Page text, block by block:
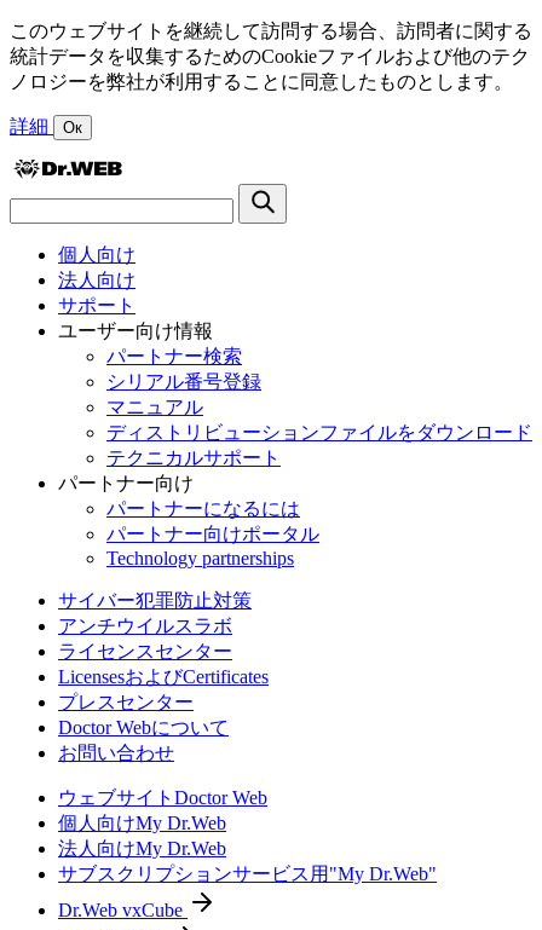
このウェブサイトを継続して訪問する場合、訪問者に関する
統計データを収集するためのCookieファイルおよび他のテク
ノロジーを弊社が利用することに同意したものとします。
詳細 Ок
個人向け
法人向け
サポート
ユーザー向け情報
パートナー検索
シリアル番号登録
マニュアル
ディストリビューションファイルをダウンロード
テクニカルサポート
パートナー向け
パートナーになるには
パートナー向けポータル
Technology partnerships
サイバー犯罪防止対策
アンチウイルスラボ
ライセンスセンター
LicensesおよびCertificates
プレスセンター
Doctor Webについて
お問い合わせ
ウェブサイトDoctor Web
個人向けMy Dr.Web
法人向けMy Dr.Web
サブスクリプションサービス用"My Dr.Web"
Dr.Web vxCube